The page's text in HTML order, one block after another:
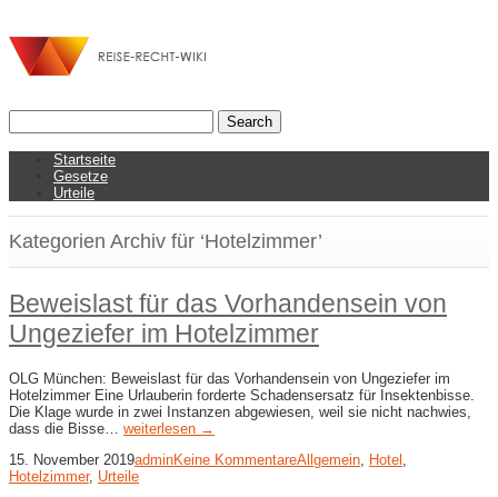
Startseite
Gesetze
Urteile
Kategorien Archiv für ‘Hotelzimmer’
Beweislast für das Vorhandensein von
Ungeziefer im Hotelzimmer
OLG München: Beweislast für das Vorhandensein von Ungeziefer im
Hotelzimmer Eine Urlauberin forderte Schadensersatz für Insektenbisse.
Die Klage wurde in zwei Instanzen abgewiesen, weil sie nicht nachwies,
dass die Bisse… weiterlesen →
15. November 2019adminKeine KommentareAllgemein, Hotel ,
Hotelzimmer, Urteile